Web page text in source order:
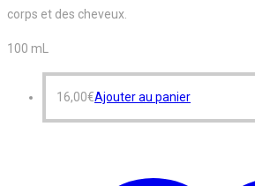
corps et des cheveux.
100 mL
16,00€Ajouter au panier